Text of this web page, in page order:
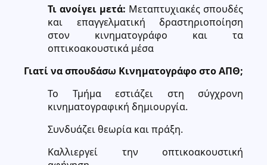
Τι ανοίγει μετά: Μεταπτυχιακές σπουδές
και επαγγελματική δραστηριοποίηση
στον κινηματογράφο και τα
οπτικοακουστικά μέσα
Γιατί να σπουδάσω Κινηματογράφο στο ΑΠΘ;
Το Τμήμα εστιάζει στη σύγχρονη
κινηματογραφική δημιουργία.
Συνδυάζει θεωρία και πράξη.
Καλλιεργεί την οπτικοακουστική